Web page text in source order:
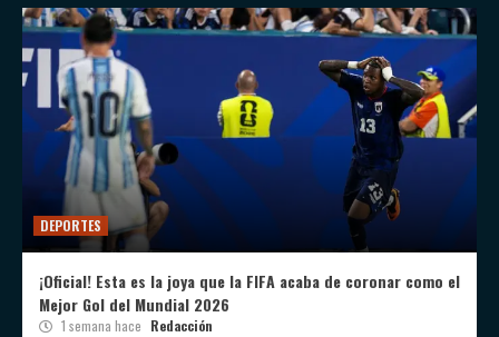
DEPORTES
¡Oficial! Esta es la joya que la FIFA acaba de coronar como el
Mejor Gol del Mundial 2026
1 semana hace Redacción